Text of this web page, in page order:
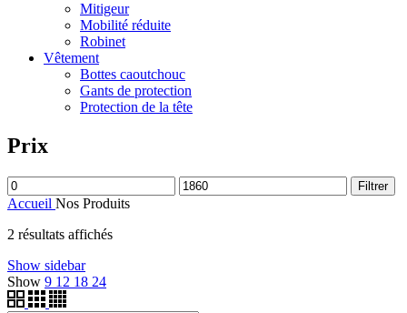
Mitigeur
Mobilité réduite
Robinet
Vêtement
Bottes caoutchouc
Gants de protection
Protection de la tête
Prix
Filtrer
Accueil Nos Produits
2 résultats affichés
Show sidebar
Show 9 12 18 24